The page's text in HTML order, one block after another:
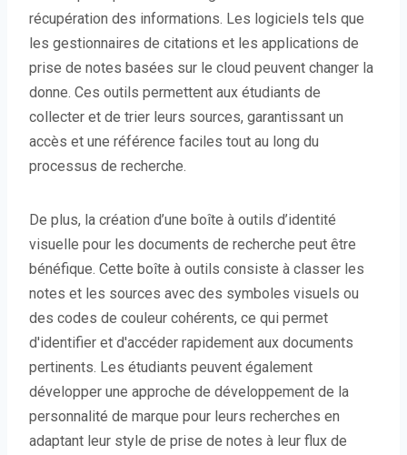
récupération des informations. Les logiciels tels que
les gestionnaires de citations et les applications de
prise de notes basées sur le cloud peuvent changer la
donne. Ces outils permettent aux étudiants de
collecter et de trier leurs sources, garantissant un
accès et une référence faciles tout au long du
processus de recherche.
De plus, la création d’une boîte à outils d’identité
visuelle pour les documents de recherche peut être
bénéfique. Cette boîte à outils consiste à classer les
notes et les sources avec des symboles visuels ou
des codes de couleur cohérents, ce qui permet
d'identifier et d'accéder rapidement aux documents
pertinents. Les étudiants peuvent également
développer une approche de développement de la
personnalité de marque pour leurs recherches en
adaptant leur style de prise de notes à leur flux de